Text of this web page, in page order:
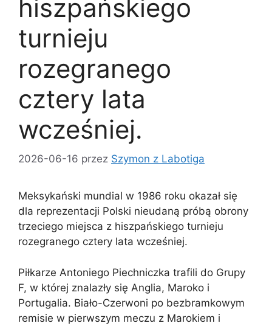
hiszpańskiego
turnieju
rozegranego
cztery lata
wcześniej.
2026-06-16 przez Szymon z Labotiga
Meksykański mundial w 1986 roku okazał się
dla reprezentacji Polski nieudaną próbą obrony
trzeciego miejsca z hiszpańskiego turnieju
rozegranego cztery lata wcześniej.
Piłkarze Antoniego Piechniczka trafili do Grupy
F, w której znalazły się Anglia, Maroko i
Portugalia. Biało-Czerwoni po bezbramkowym
remisie w pierwszym meczu z Marokiem i